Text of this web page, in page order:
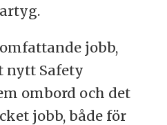
jobb,
nytt Safety
ombord och det
jobb, både för